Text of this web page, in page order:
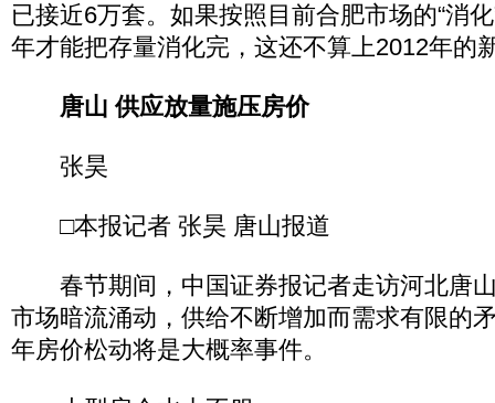
已接近6万套。如果按照目前合肥市场的“消
年才能把存量消化完，这还不算上2012年的
唐山 供应放量施压房价
张昊
□本报记者 张昊 唐山报道
春节期间，中国证券报记者走访河北唐
市场暗流涌动，供给不断增加而需求有限的
年房价松动将是大概率事件。